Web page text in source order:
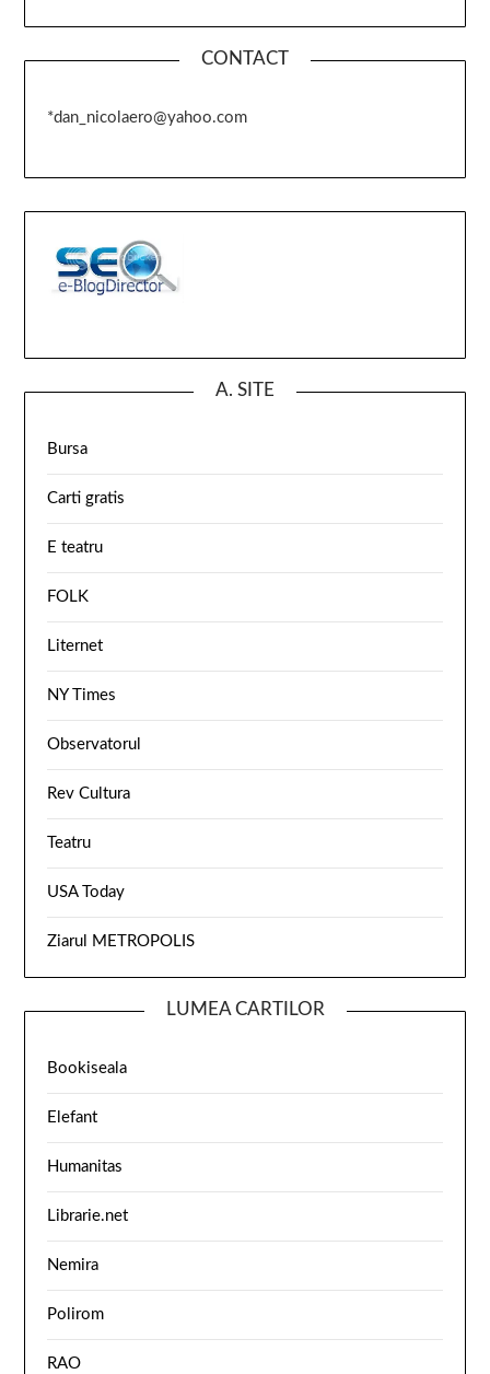
CONTACT
*dan_nicolaero@yahoo.com
A. SITE
Bursa
Carti gratis
E teatru
FOLK
Liternet
NY Times
Observatorul
Rev Cultura
Teatru
USA Today
Ziarul METROPOLIS
LUMEA CARTILOR
Bookiseala
Elefant
Humanitas
Librarie.net
Nemira
Polirom
RAO